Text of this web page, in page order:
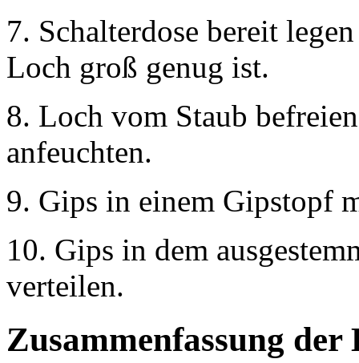
7. Schalterdose bereit
Loch groß genug ist.
8. Loch vom Staub
anfeuchten.
9. Gips in einem Gipstopf
10. Gips in dem
verteilen.
Zusammenfassung der